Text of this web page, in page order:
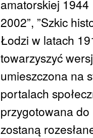
amatorskiej 1944
2002”, ”Szkic
Łodzi w latach
towarzyszyć
umieszczona na
portalach
przygotowana
zostaną